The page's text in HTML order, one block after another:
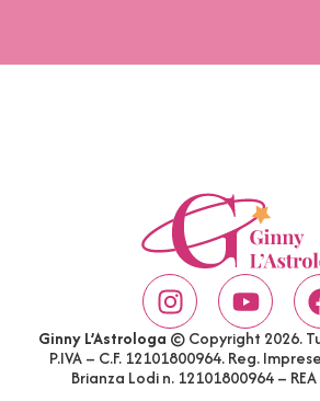
Ginny L’Astrologa © Copyright 2026.
P.IVA – C.F. 12101800964. Reg.
Brianza Lodi n. 12101800964 –